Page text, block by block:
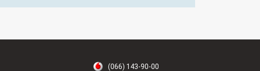
(066) 143-90-00